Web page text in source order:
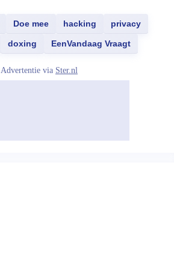
Doe mee hacking privacy
doxing EenVandaag Vraagt
Advertentie via Ster.nl